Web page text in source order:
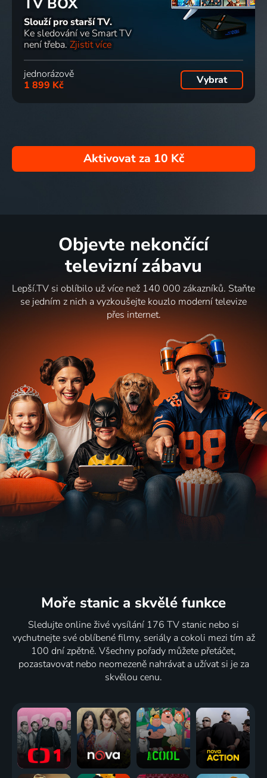
Slouží pro starší TV.
Ke sledování ve Smart TV
není třeba. Zjistit více
jednorázově
1 899 Kč
Vybrat
Aktivovat za 10 Kč
Objevte nekončící
televizní zábavu
Lepší.TV si oblíbilo už více než 140 000 zákazníků. Staňte
se jedním z nich a vyzkoušejte kouzlo moderní televize
přes internet.
Moře stanic a skvělé funkce
Sledujte online živé vysílání 176 TV stanic nebo si
vychutnejte své oblíbené filmy, seriály a cokoli mezi tím až
100 dní zpětně. Všechny pořady můžete přetáčet,
pozastavovat nebo neomezeně nahrávat a užívat si je za
skvělou cenu.